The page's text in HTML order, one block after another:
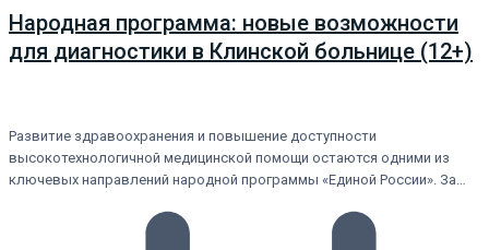
Народная программа: новые возможности
для диагностики в Клинской больнице (12+)
Развитие здравоохранения и повышение доступности
высокотехнологичной медицинской помощи остаются одними из
ключевых направлений народной программы «Единой России». За…